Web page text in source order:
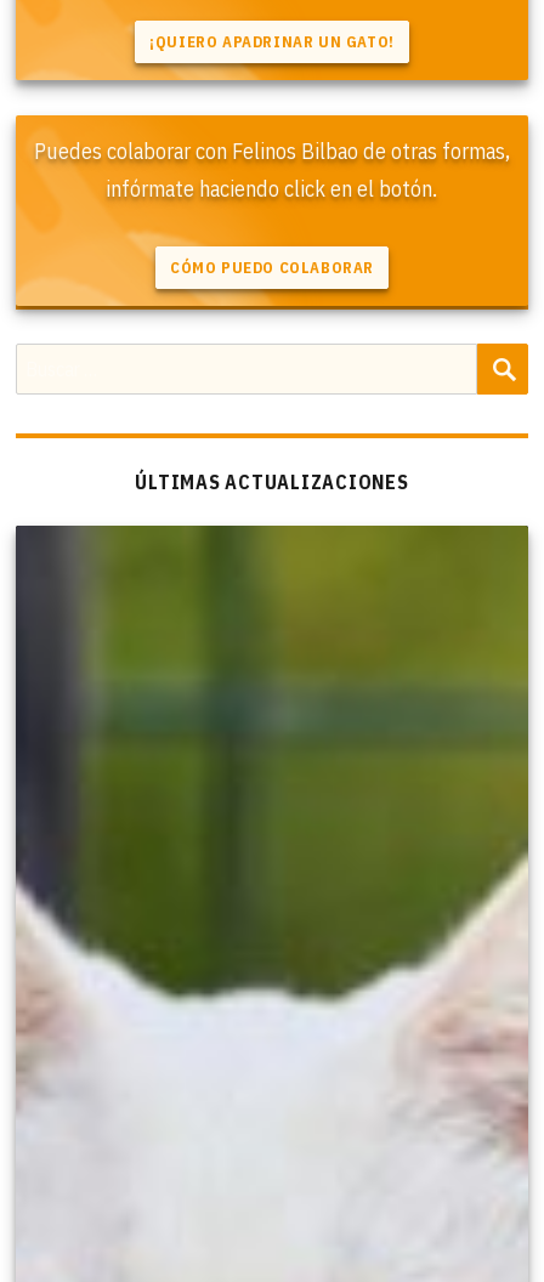
Puedes colaborar con Felinos Bilbao de otras formas,
infórmate haciendo click en el botón.
por:
ÚLTIMAS ACTUALIZACIONES